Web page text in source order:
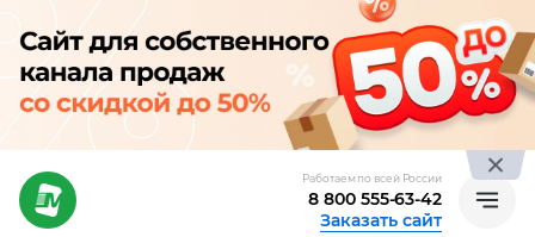
Работаем по всей России
8 800 555-63-42
Заказать сайт